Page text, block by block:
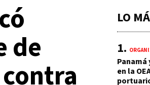
de
LO
Panamá
en la